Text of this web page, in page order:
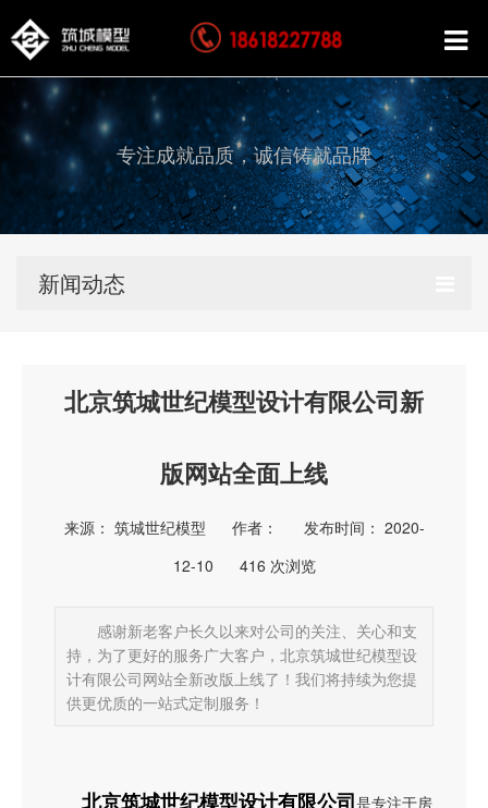
专注成就品质，诚信铸就品牌
新闻动态
北京筑城世纪模型设计有限公司新
版网站全面上线
来源： 筑城世纪模型 作者：
发布时间： 2020-
12-10
416 次浏览
感谢新老客户长久以来对公司的关注、关心和支
持，为了更好的服务广大客户，北京筑城世纪模型设
计有限公司网站全新改版上线了！我们将持续为您提
供更优质的一站式定制服务！
北京筑城世纪模型设计有限公司 是专注于房